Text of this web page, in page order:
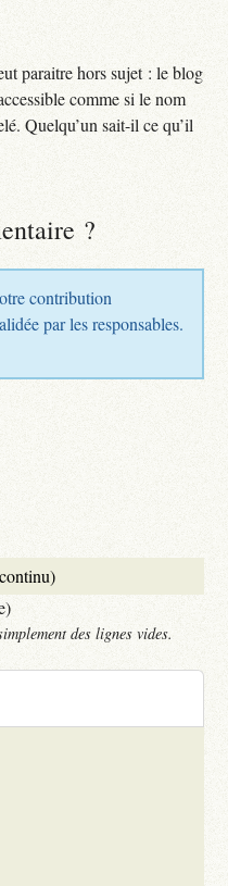
paraitre hors sujet : le blog
comme si le nom
Quelqu’un sait-il ce qu’il
?
contribution
par les responsables.
des lignes vides.